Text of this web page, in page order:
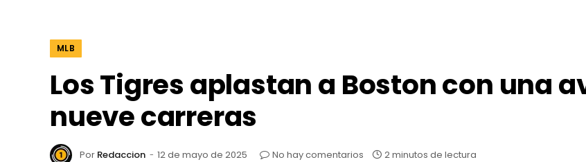
MLB
Los Tigres aplastan a Boston con una
nueve carreras
Por Redaccion 12 de mayo de 2025 No hay comentarios 2 minutos de lectura